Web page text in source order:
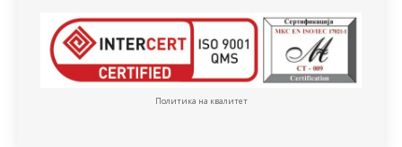
Политика на квалитет